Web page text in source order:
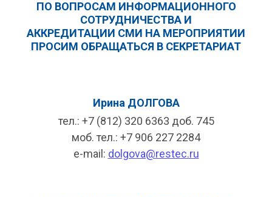
ПО ВОПРОСАМ ИНФОРМАЦИОННОГО
СОТРУДНИЧЕСТВА И
АККРЕДИТАЦИИ СМИ НА МЕРОПРИЯТИИ
ПРОСИМ ОБРАЩАТЬСЯ В СЕКРЕТАРИАТ
Ирина ДОЛГОВА
тел.: +7 (812) 320 6363 доб. 745
моб. тел.: +7 906 227 2284
e-mail: dolgova@restec.ru